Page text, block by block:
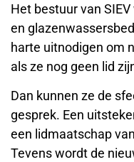
Het bestuur van
en
harte uitnodigen om
als ze nog geen lid
Dan kunnen ze de
gesprek. Een
een lidmaatschap
Tevens wordt de